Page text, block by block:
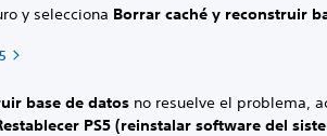
y selecciona Borrar caché y reconstruir
base de datos no resuelve el problema,
PS5 (reinstalar software del